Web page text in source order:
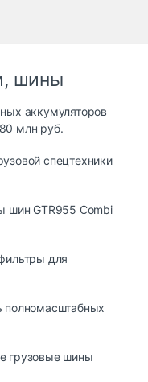
шины
аккумуляторов
млн руб.
спецтехники
шин GTR955 Combi
для
полномасштабных
грузовые шины